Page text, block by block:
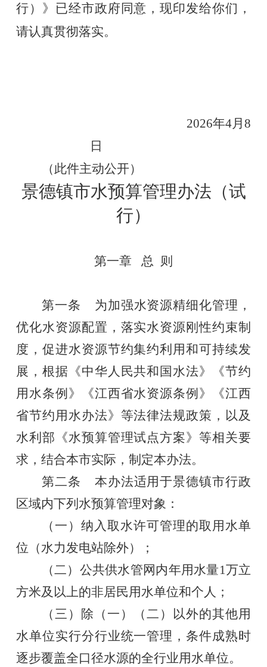
行）》已经市政府同意 ，现印发给你们，
请认真贯彻落实。
2026年4月 8
日
（此件主动公开）
景德镇市水预算管理办法（试
行）
第一章 总 则
第一条
为加强水资源精细化管理，
优化水资源配置，落实水资源刚性约束制
度，促进水资源节约集约利用和可持续发
展，根据《中华人民共和国水法》《节约
用水条例》《江西省水资源条例》
《江西
省节约用水办法》 等法律法规政策 ，以及
水利部《水预算管理试点方案》等相关要
求，结合本市实际，制定本办法。
第二条
本办法适用于景德镇市行政
区域内下列水预算管理对象：
（一）纳入取水许可管理的取用水单
位（水力发电站除外）；
（二）公共供水管网内年用水量1万立
方米及以上的非居民用水单位和个人；
（三） 除（一）（二）以外的其他用
水单位实行分行业统一管理，条件成熟时
逐步覆盖全口径水源的全行业用水单位。